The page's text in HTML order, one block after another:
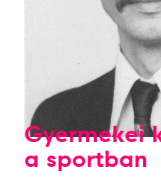
Gyermekei
a sportban